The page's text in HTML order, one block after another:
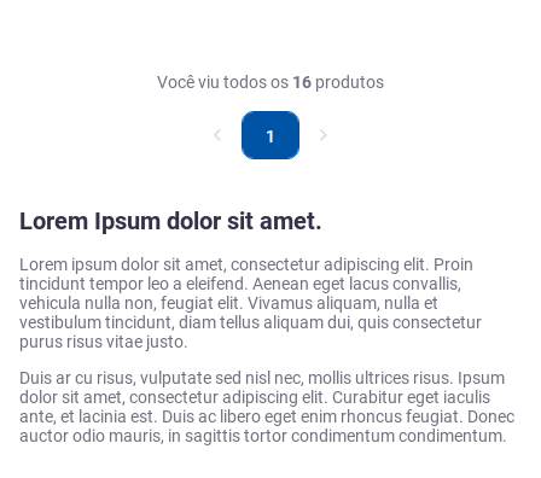
Você viu todos os 16 produtos
1
Lorem Ipsum dolor sit amet.
Lorem ipsum dolor sit amet, consectetur adipiscing elit. Proin
tincidunt tempor leo a eleifend. Aenean eget lacus convallis,
vehicula nulla non, feugiat elit. Vivamus aliquam, nulla et
vestibulum tincidunt, diam tellus aliquam dui, quis consectetur
purus risus vitae justo.
Duis ar cu risus, vulputate sed nisl nec, mollis ultrices risus. Ipsum
dolor sit amet, consectetur adipiscing elit. Curabitur eget iaculis
ante, et lacinia est. Duis ac libero eget enim rhoncus feugiat. Donec
auctor odio mauris, in sagittis tortor condimentum condimentum.